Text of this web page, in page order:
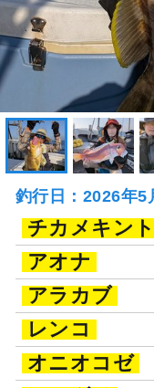
釣行日：2026年5
チカメキン
アオナ
アラカブ
レンコ
オニオコゼ